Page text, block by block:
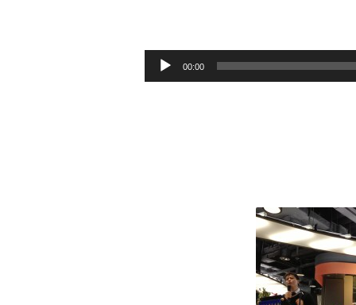
Audio
Player
00:00